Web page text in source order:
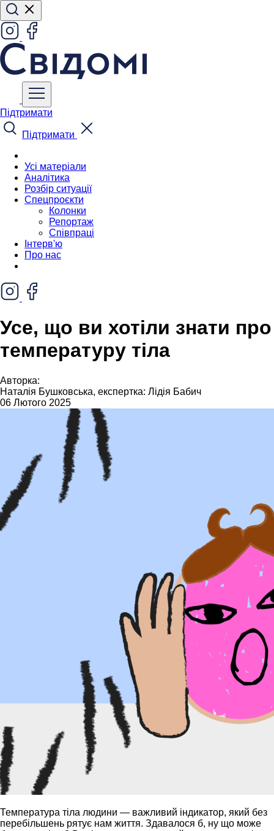
Підтримати
Підтримати
Усі матеріали
Аналітика
Розбір ситуації
Спецпроєкти
Колонки
Репортаж
Співпраці
Інтерв'ю
Про нас
Усе, що ви хотіли знати про
температуру тіла
Авторка:
Наталія Бушковська, експертка: Лідія Бабич
06 Лютого 2025
Температура тіла людини — важливий індикатор, який без
перебільшень рятує нам життя. Здавалося б, ну що може